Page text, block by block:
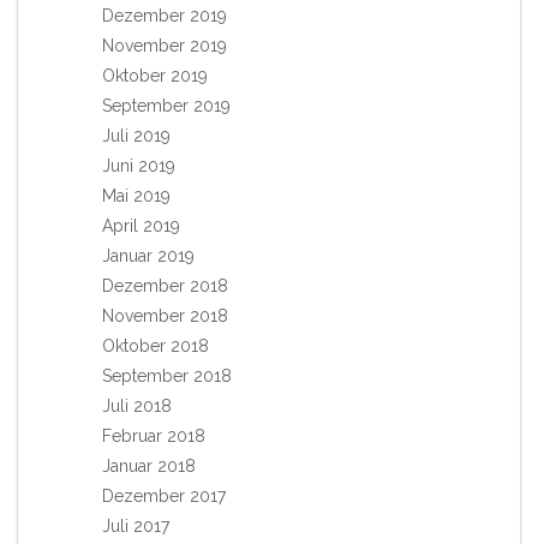
Dezember 2019
November 2019
Oktober 2019
September 2019
Juli 2019
Juni 2019
Mai 2019
April 2019
Januar 2019
Dezember 2018
November 2018
Oktober 2018
September 2018
Juli 2018
Februar 2018
Januar 2018
Dezember 2017
Juli 2017